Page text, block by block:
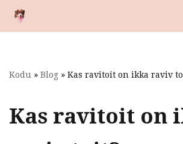
Skip
Kodu » Blog » Kas ravitoit on ikka raviv
Kas ravitoit on